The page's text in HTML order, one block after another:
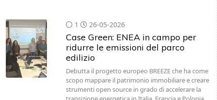
1 26-05-2026
Case Green: ENEA in campo per
ridurre le emissioni del parco
edilizio
Debutta il progetto europeo BREEZE che ha come
scopo mappare il patrimonio immobiliare e creare
strumenti open source in grado di accelerare la